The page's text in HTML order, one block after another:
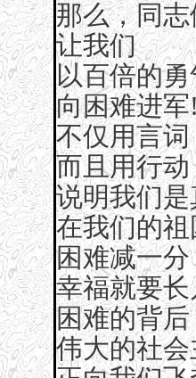
那么，同
让我们
以百倍的
向困难进
不仅用言词
而且用行动
说明我们
在我们的祖
困难减一分
幸福就要
困难的背后
伟大的社